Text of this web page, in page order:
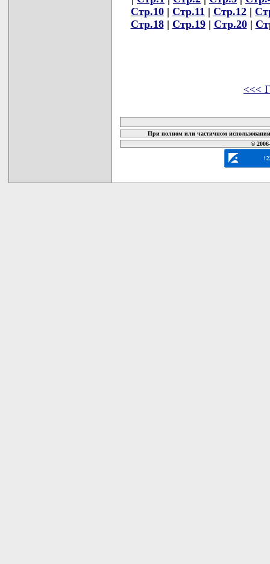
Стр.10 | Стр.11 | Стр.12 |
Стр.18| Стр.19| Стр.20|
<<<
При полном или частичном
©